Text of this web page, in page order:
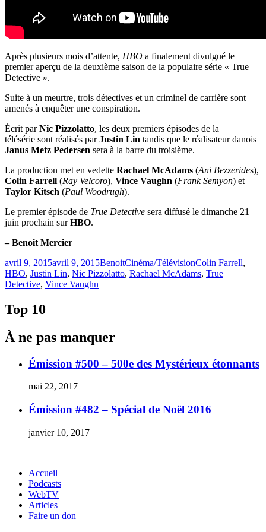
Après plusieurs mois d’attente, HBO a finalement divulgué le
premier aperçu de la deuxième saison de la populaire série « True
Detective ».
Suite à un meurtre, trois détectives et un criminel de carrière sont
amenés à enquêter une conspiration.
Écrit parNic Pizzolatto, les deux premiers épisodes de la
télésérie sont réalisés parJustin Lin tandis que le réalisateur danois
Janus Metz Pedersen sera à la barre du troisième.
La production met en vedette Rachael McAdams (Ani Bezzerides),
Colin Farrell (Ray Velcoro), Vince Vaughn (Frank Semyon) et
Taylor Kitsch (Paul Woodrugh).
Le premier épisode de True Detective sera diffusé le dimanche 21
juin prochain surHBO.
– Benoit Mercier
Publié
le
avril 9, 2015avril 9, 2015BenoitCatégories
Cinéma/TélévisionÉtiquettes
Colin Farrell,
HBO, Justin Lin, Nic Pizzolatto, Rachael McAdams, True
Detective, Vince Vaughn
Top 10
À ne pas manquer
Émission #500 – 500e des Mystérieux étonnants
mai 22, 2017
Émission #482 – Spécial de Noël 2016
janvier 10, 2017
Accueil
Podcasts
WebTV
Articles
Faire un don